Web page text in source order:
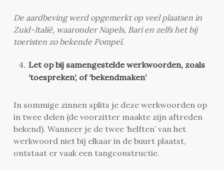
De aardbeving werd opgemerkt op veel plaatsen in
Zuid-Italië, waaronder Napels, Bari en zelfs het bij
toeristen zo bekende Pompeï.
Let op bij samengestelde werkwoorden, zoals
’toespreken’, of ‘bekendmaken’
In sommige zinnen splits je deze werkwoorden op
in twee delen (de voorzitter maakte zijn aftreden
bekend). Wanneer je de twee ‘helften’ van het
werkwoord niet bij elkaar in de buurt plaatst,
ontstaat er vaak een tangconstructie.